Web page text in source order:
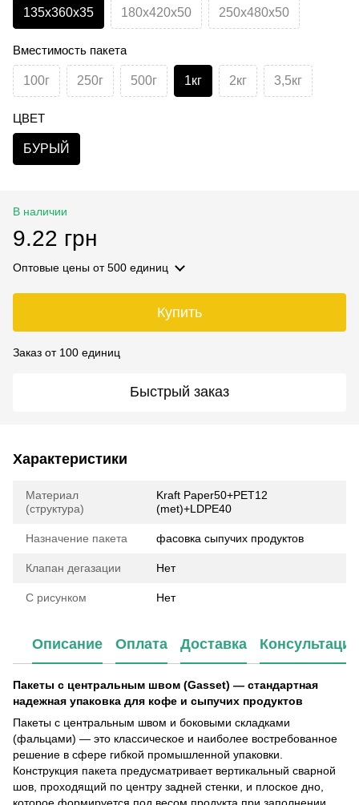
135х360х35 180х420х50 250х480х50
Вместимость пакета
100г 250г 500г 1кг 2кг 3,5кг
ЦВЕТ
БУРЫЙ
В наличии
9.22 грн
Оптовые цены от 500 единиц
Купить
Заказ от 100 единиц
Быстрый заказ
Характеристики
Материал
(структура)
Kraft Paper50+PET12
(met)+LDPE40
Назначение пакета фасовка сыпучих продуктов
Клапан дегазации Нет
С рисунком Нет
Описание Оплата Доставка Консультация
Пакеты с центральным швом (Gasset) — стандартная
надежная упаковка для кофе и сыпучих продуктов
Пакеты с центральным швом и боковыми складками
(фальцами) — это классическое и наиболее востребованное
решение в сфере гибкой промышленной упаковки.
Конструкция пакета предусматривает вертикальный сварной
шов, проходящий по центру задней стенки, и плоское дно,
которое формируется под весом продукта при заполнении.